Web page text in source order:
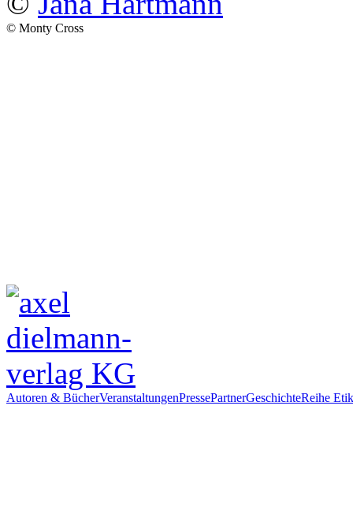
© Monty Cross
Autoren & BücherVeranstaltungenPressePartnerGeschichteReihe